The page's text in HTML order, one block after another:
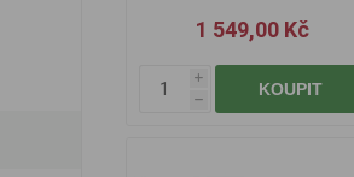
1 549,00 Kč
i
h
KOUPIT